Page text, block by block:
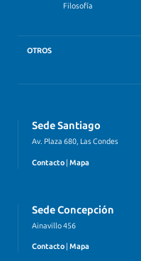
Filosofía
OTROS
Sede Santiago
Av. Plaza 680, Las Condes
Contacto | Mapa
Sede Concepción
Ainavillo 456
Contacto Mapa